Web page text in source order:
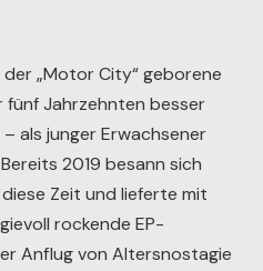
der „Motor City“ geborene
Jahrzehnten besser
– als junger Erwachsener
2019 besann sich
Zeit und lieferte mit
rockende EP-
Anflug von Altersnostagie